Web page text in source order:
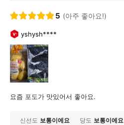
5 (아주 좋아요!)
yshysh****
요즘 포도가 맛있어서 좋아요.
신선도 보통이에요 당도 보통이에요